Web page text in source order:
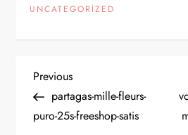
UNCATEGORIZED
Y
a
Previous
Post
Previous
partagas-mille-fleurs-
puro-25s-freeshop-satis